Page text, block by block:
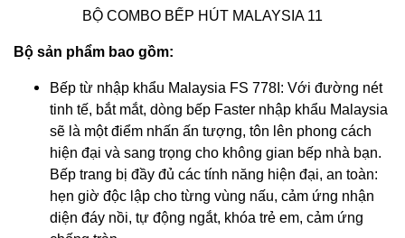
BỘ COMBO BẾP HÚT MALAYSIA 11
Bộ sản phẩm bao gồm:
Bếp từ nhập khẩu Malaysia FS 778I: Với đường nét
tinh tế, bắt mắt, dòng bếp Faster nhập khẩu Malaysia
sẽ là một điểm nhấn ấn tượng, tôn lên phong cách
hiện đại và sang trọng cho không gian bếp nhà bạn.
Bếp trang bị đầy đủ các tính năng hiện đại, an toàn:
hẹn giờ độc lập cho từng vùng nấu, cảm ứng nhận
diện đáy nồi, tự động ngắt, khóa trẻ em, cảm ứng